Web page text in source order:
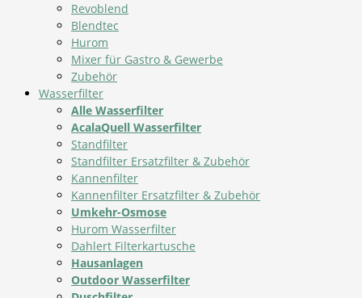
Revoblend
Blendtec
Hurom
Mixer für Gastro & Gewerbe
Zubehör
Wasserfilter
Alle Wasserfilter
AcalaQuell Wasserfilter
Standfilter
Standfilter Ersatzfilter & Zubehör
Kannenfilter
Kannenfilter Ersatzfilter & Zubehör
Umkehr-Osmose
Hurom Wasserfilter
Dahlert Filterkartusche
Hausanlagen
Outdoor Wasserfilter